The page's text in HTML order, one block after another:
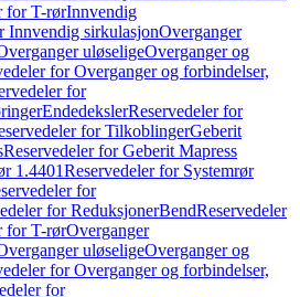
for T-rørInnvendig
Innvendig sirkulasjonOverganger
uløseligeOverganger og
for Overganger og forbindelser,
for
EndedekslerReservedeler for
for TilkoblingerGeberit
Reservedeler for Geberit Mapress
1.4401Reservedeler for Systemrør
for
for ReduksjonerBendReservedeler
for T-rørOverganger
uløseligeOverganger og
for Overganger og forbindelser,
for